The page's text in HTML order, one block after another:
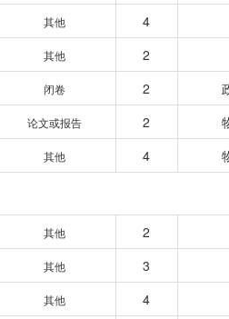
其他 4
其他 2
闭卷 2
论文或报告 2
其他 4
其他 2
其他 3
其他 4